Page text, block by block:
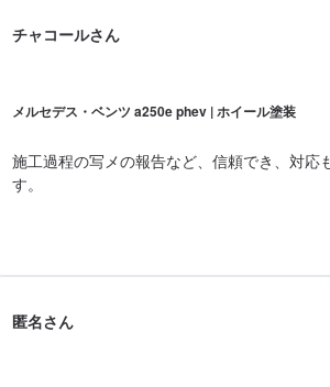
チャコールさん
メルセデス・ベンツ a250e phev | ホイール塗装
施工過程の写メの報告など、信頼でき、対応
す。
匿名さん